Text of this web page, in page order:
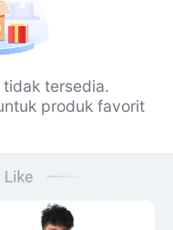
tersedia.
produk favorit